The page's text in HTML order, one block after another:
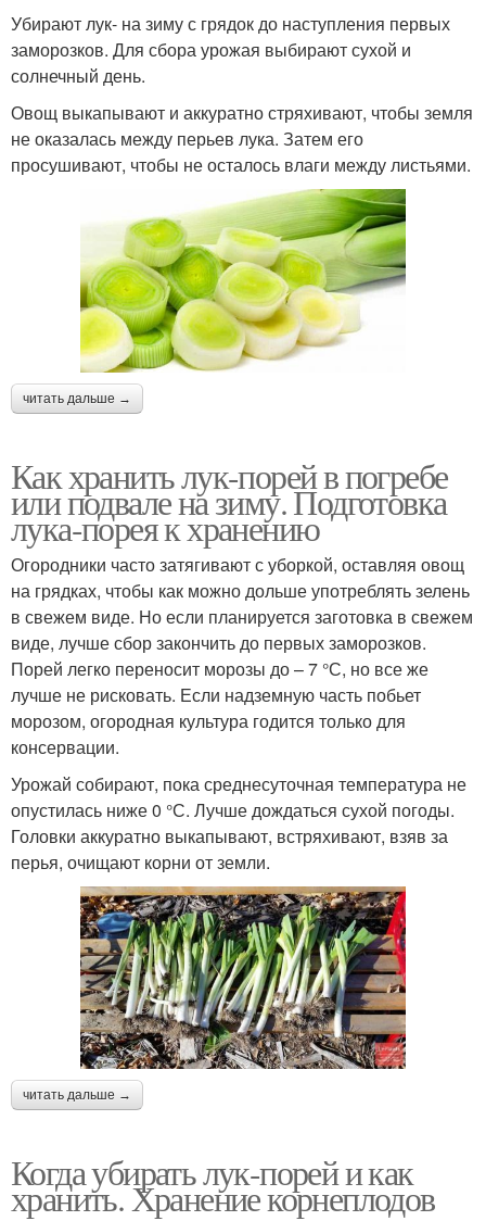
Убирают лук- на зиму с грядок до наступления первых
заморозков. Для сбора урожая выбирают сухой и
солнечный день.
Овощ выкапывают и аккуратно стряхивают, чтобы земля
не оказалась между перьев лука. Затем его
просушивают, чтобы не осталось влаги между листьями.
читать дальше →
Как хранить лук-порей в погребе
или подвале на зиму. Подготовка
лука-порея к хранению
Огородники часто затягивают с уборкой, оставляя овощ
на грядках, чтобы как можно дольше употреблять зелень
в свежем виде. Но если планируется заготовка в свежем
виде, лучше сбор закончить до первых заморозков.
Порей легко переносит морозы до – 7 °С, но все же
лучше не рисковать. Если надземную часть побьет
морозом, огородная культура годится только для
консервации.
Урожай собирают, пока среднесуточная температура не
опустилась ниже 0 °С. Лучше дождаться сухой погоды.
Головки аккуратно выкапывают, встряхивают, взяв за
перья, очищают корни от земли.
читать дальше →
Когда убирать лук-порей и как
хранить. Хранение корнеплодов